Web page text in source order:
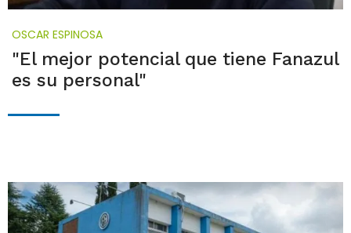
OSCAR ESPINOSA
"El mejor potencial que tiene Fanazul
es su personal"